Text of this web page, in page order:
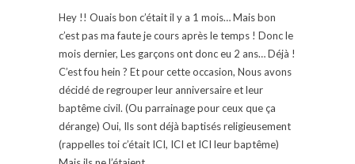
Hey !! Ouais bon c’était il y a 1 mois… Mais bon
c’est pas ma faute je cours après le temps ! Donc le
mois dernier, Les garçons ont donc eu 2 ans… Déjà !
C’est fou hein ? Et pour cette occasion, Nous avons
décidé de regrouper leur anniversaire et leur
baptême civil. (Ou parrainage pour ceux que ça
dérange) Oui, Ils sont déjà baptisés religieusement
(rappelles toi c’était ICI, ICI et ICI leur baptême)